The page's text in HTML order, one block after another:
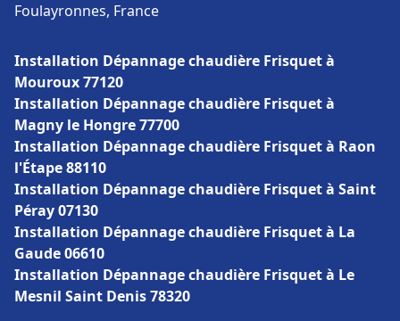
Foulayronnes, France
Installation Dépannage chaudière Frisquet à
Mouroux 77120
Installation Dépannage chaudière Frisquet à
Magny le Hongre 77700
Installation Dépannage chaudière Frisquet à Raon
l'Étape 88110
Installation Dépannage chaudière Frisquet à Saint
Péray 07130
Installation Dépannage chaudière Frisquet à La
Gaude 06610
Installation Dépannage chaudière Frisquet à Le
Mesnil Saint Denis 78320